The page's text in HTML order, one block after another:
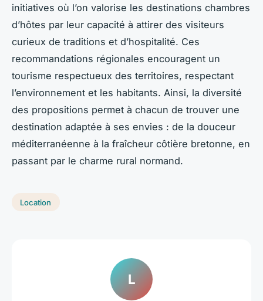
initiatives où l’on valorise les destinations chambres
d’hôtes par leur capacité à attirer des visiteurs
curieux de traditions et d’hospitalité. Ces
recommandations régionales encouragent un
tourisme respectueux des territoires, respectant
l’environnement et les habitants. Ainsi, la diversité
des propositions permet à chacun de trouver une
destination adaptée à ses envies : de la douceur
méditerranéenne à la fraîcheur côtière bretonne, en
passant par le charme rural normand.
Location
L